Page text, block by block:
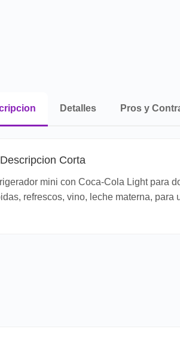
Detalles Pros y
Descripcion Corta
mini con Coca-Cola Light para
refrescos, vino, leche materna,